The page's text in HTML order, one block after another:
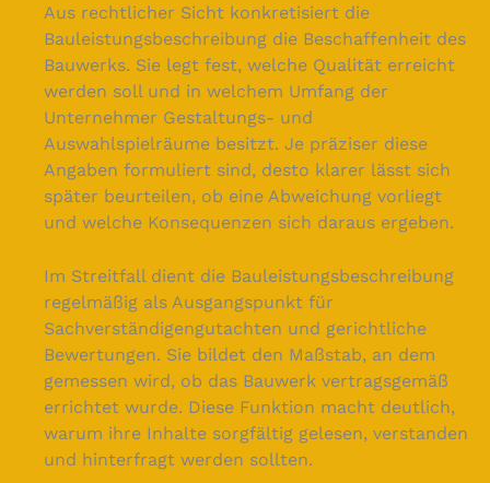
Aus rechtlicher Sicht konkretisiert die
Bauleistungsbeschreibung die Beschaffenheit des
Bauwerks. Sie legt fest, welche Qualität erreicht
werden soll und in welchem Umfang der
Unternehmer Gestaltungs- und
Auswahlspielräume besitzt. Je präziser diese
Angaben formuliert sind, desto klarer lässt sich
später beurteilen, ob eine Abweichung vorliegt
und welche Konsequenzen sich daraus ergeben.
Im Streitfall dient die Bauleistungsbeschreibung
regelmäßig als Ausgangspunkt für
Sachverständigengutachten und gerichtliche
Bewertungen. Sie bildet den Maßstab, an dem
gemessen wird, ob das Bauwerk vertragsgemäß
errichtet wurde. Diese Funktion macht deutlich,
warum ihre Inhalte sorgfältig gelesen, verstanden
und hinterfragt werden sollten.